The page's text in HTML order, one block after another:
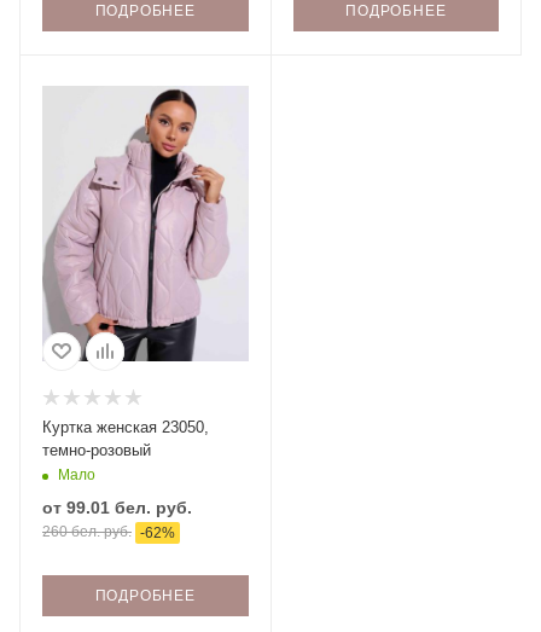
ПОДРОБНЕЕ ПОДРОБНЕЕ
Куртка женская 23050,
темно-розовый
Мало
от 99.01 бел. руб.
260 бел. руб. -62%
ПОДРОБНЕЕ